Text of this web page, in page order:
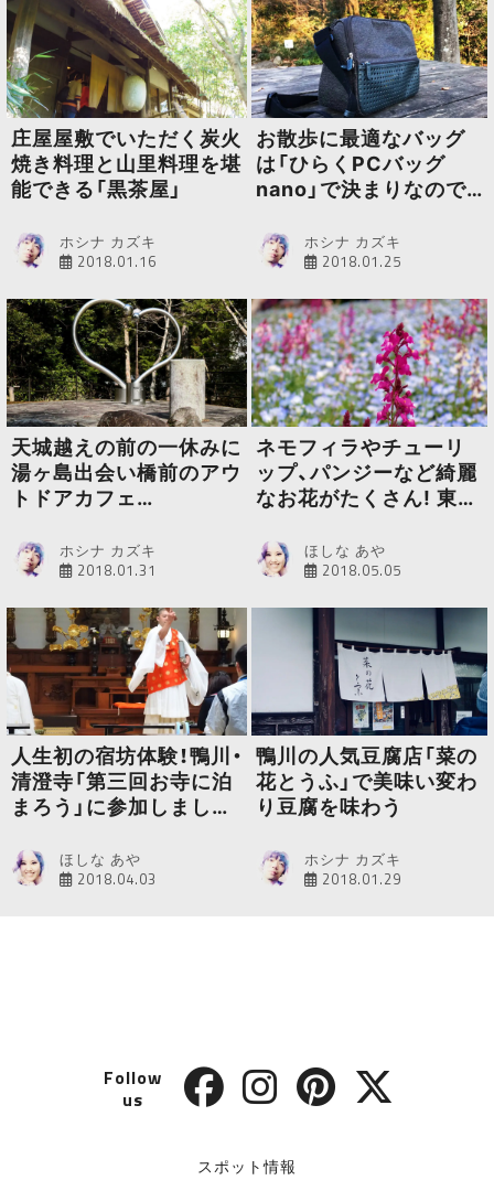
庄屋屋敷でいただく炭火
焼き料理と山里料理を堪
能できる「黒茶屋」
ホシナ カズキ
2018.01.16
お散歩に最適なバッグ
は「ひらくPCバッグ
nano」で決まりなので
ホシナ カズキ
2018.01.25
天城越えの前の一休みに
湯ヶ島出会い橋前のアウ
トドアカフェ
ホシナ カズキ
2018.01.31
ネモフィラやチューリ
ップ、パンジーなど綺麗
なお花がたくさん! 東
公園】ほしな あや
2018.05.05
人生初の宿坊体験！鴨川・
清澄寺「第三回お寺に泊
まろう」に参加しました
ほしな あや
2018.04.03
鴨川の人気豆腐店「菜の
花とうふ」で美味い変わ
り豆腐を味わう
ホシナ カズキ
2018.01.29
Follow
us
スポット情報